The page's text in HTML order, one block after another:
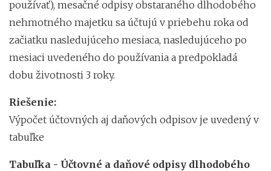
používať), mesačné odpisy obstaraného dlhodobého
nehmotného majetku sa účtujú v priebehu roka od
začiatku nasledujúceho mesiaca, nasledujúceho po
mesiaci uvedeného do používania a predpokladá
dobu životnosti 3 roky.
Riešenie:
Výpočet účtovných aj daňových odpisov je uvedený v
tabuľke
Tabuľka - Účtovné a daňové odpisy dlhodobého